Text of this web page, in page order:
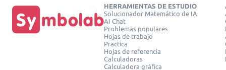
HERRAMIENTAS DE ESTUDIO
Solucionador Matemático de IA
AI Chat
Problemas populares
Hojas de trabajo
Practica
Hojas de referencia
Calculadoras
Calculadora gráfica